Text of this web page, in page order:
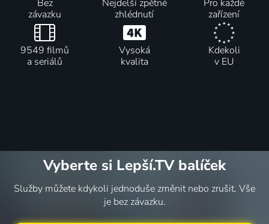
Bez
závazku
Nejdelší zpětné
zhlédnutí
Pro každé
zařízení
9549 filmů
a seriálů
Vysoká
kvalita
Kdekoli
v EU
Vyberte si Lepší.TV balíček
Služby můžete kdykoli jednoduše změnit nebo zrušit. Vše
je bez závazku.